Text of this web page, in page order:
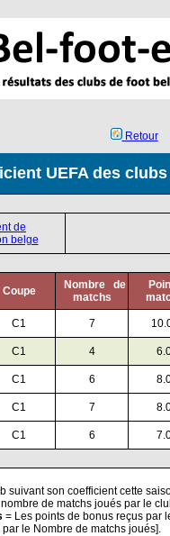
Retour
UEFA des
de
belge
Coupe
Nombre de
matchs
C1 7
C1 4
C1 6
C1 7
C1 6
suivant son coefficient cette
de matchs joués par le
= Les points de bonus reçus par
le Nombre de matchs joués].